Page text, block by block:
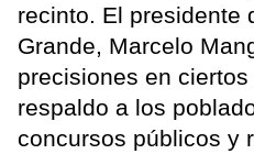
recinto. El presidente
Grande, Marcelo
precisiones en
respaldo a los
concursos públicos y